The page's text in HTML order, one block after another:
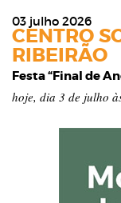
03 julho 2026
CENTRO
RIBEIRÃO
Festa “Final de
hoje, dia 3 de julho